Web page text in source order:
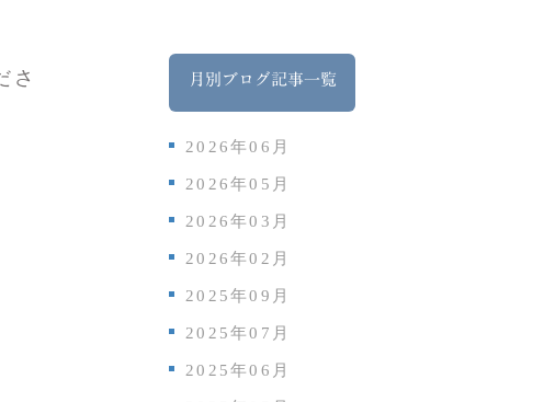
さ 月別ブログ記事一覧
2026年06月
2026年05月
2026年03月
2026年02月
2025年09月
2025年07月
2025年06月